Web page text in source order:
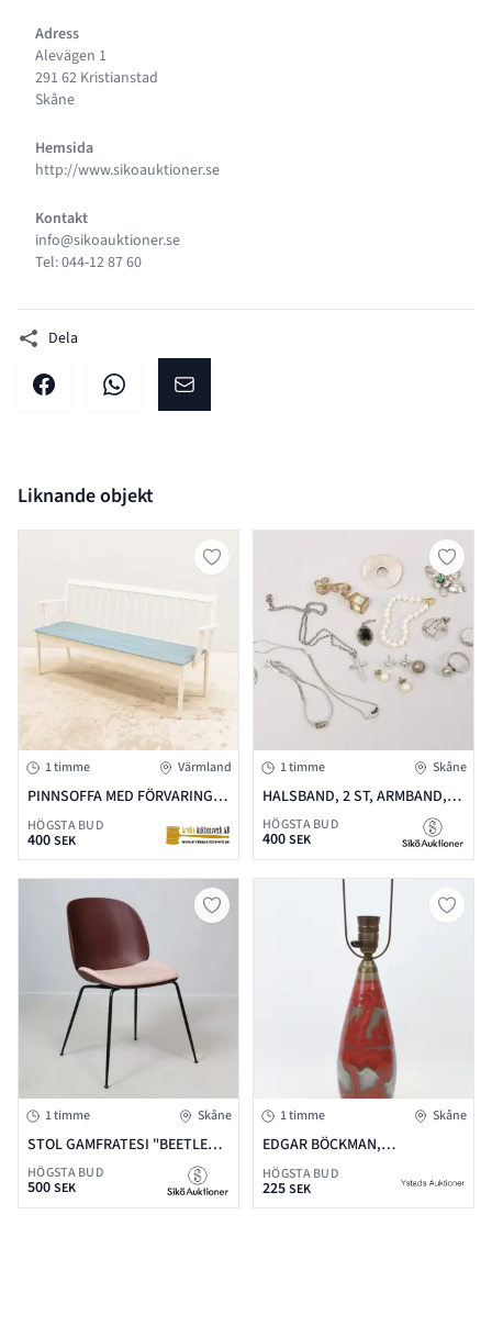
Adress
Alevägen 1
291 62 Kristianstad
Skåne
Hemsida
http://www.sikoauktioner.se
Kontakt
info@sikoauktioner.se
Tel: 044-12 87 60
Dela
Dela på facebookDela på WhatsAppDela på E-post
Liknande objekt
1 timme Värmland
PINNSOFFA MED FÖRVARING,
EDSBYVERKEN, 1900-TALETS
ANDRA HÄLFT, SITS KLÄDD I
GALON, B: 161CM
(BRUKSSLITAGE)
HÖGSTA BUD
400SEK
1 timme Skåne
HALSBAND, 2 ST, ARMBAND,
BROSCH, RINGAR, HÄNGE,
SILVER V=46 G + ARMBAND,
BROSCH OCH ÖRHÄNGE
HÖGSTA BUD
400SEK
1 timme Skåne
STOL GAMFRATESI "BEETLE
CHAIR" GUBI, METALL &
PLAST, MED TEXTILSITS
HÖGSTA BUD
500SEK
1 timme Skåne
EDGAR BÖCKMAN,
BORDSLAMPA, KERAMIK,
HÖGANÄSBOLAGET, 30/40-TAL.
HÖGSTA BUD
225SEK